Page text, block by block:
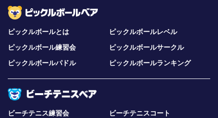
ピックルボールとは
ピックルボールレベル
ピックルボール練習会
ピックルボールサークル
ピックルボールパドル
ピックルボールランキング
ビーチテニス練習会
ビーチテニスコート